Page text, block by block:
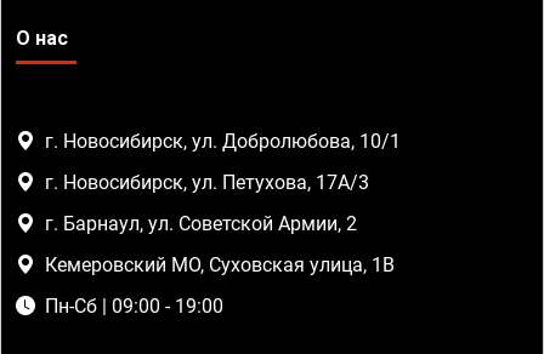
О нас
г. Новосибирск, ул. Добролюбова, 10/1
г. Новосибирск, ул. Петухова, 17А/3
г. Барнаул, ул. Советской Армии, 2
Кемеровский МО, Суховская улица, 1В
Пн-Сб | 09:00 - 19:00